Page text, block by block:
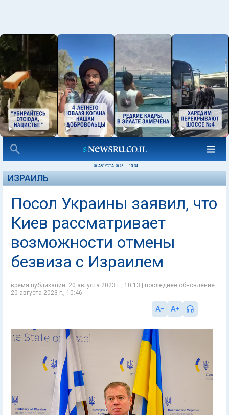
20 АВГУСТА 2023 15:34
ИЗРАИЛЬ
Посол Украины заявил, что
Киев рассматривает
возможности отмены
безвиза с Израилем
время публикации: 20 августа 2023 г., 10:13 | последнее обновление:
20 августа 2023 г., 10:46